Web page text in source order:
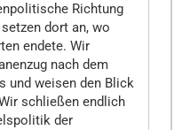
Richtung
dort an, wo
endete. Wir
nach dem
und weisen den Blick
schließen endlich
der